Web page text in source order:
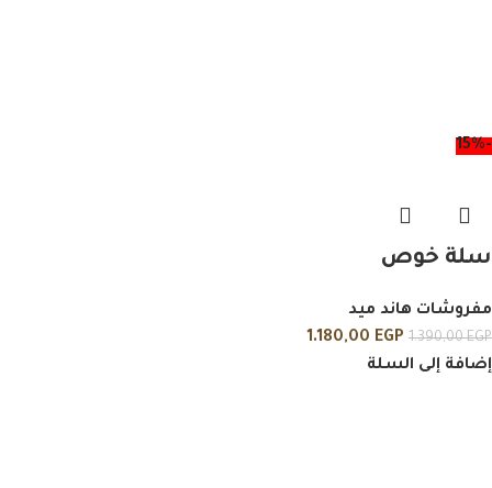
-15%
سلة خوص
مفروشات هاند ميد
1.390,00EGP
1.180,00 EGP
إضافة إلى السلة